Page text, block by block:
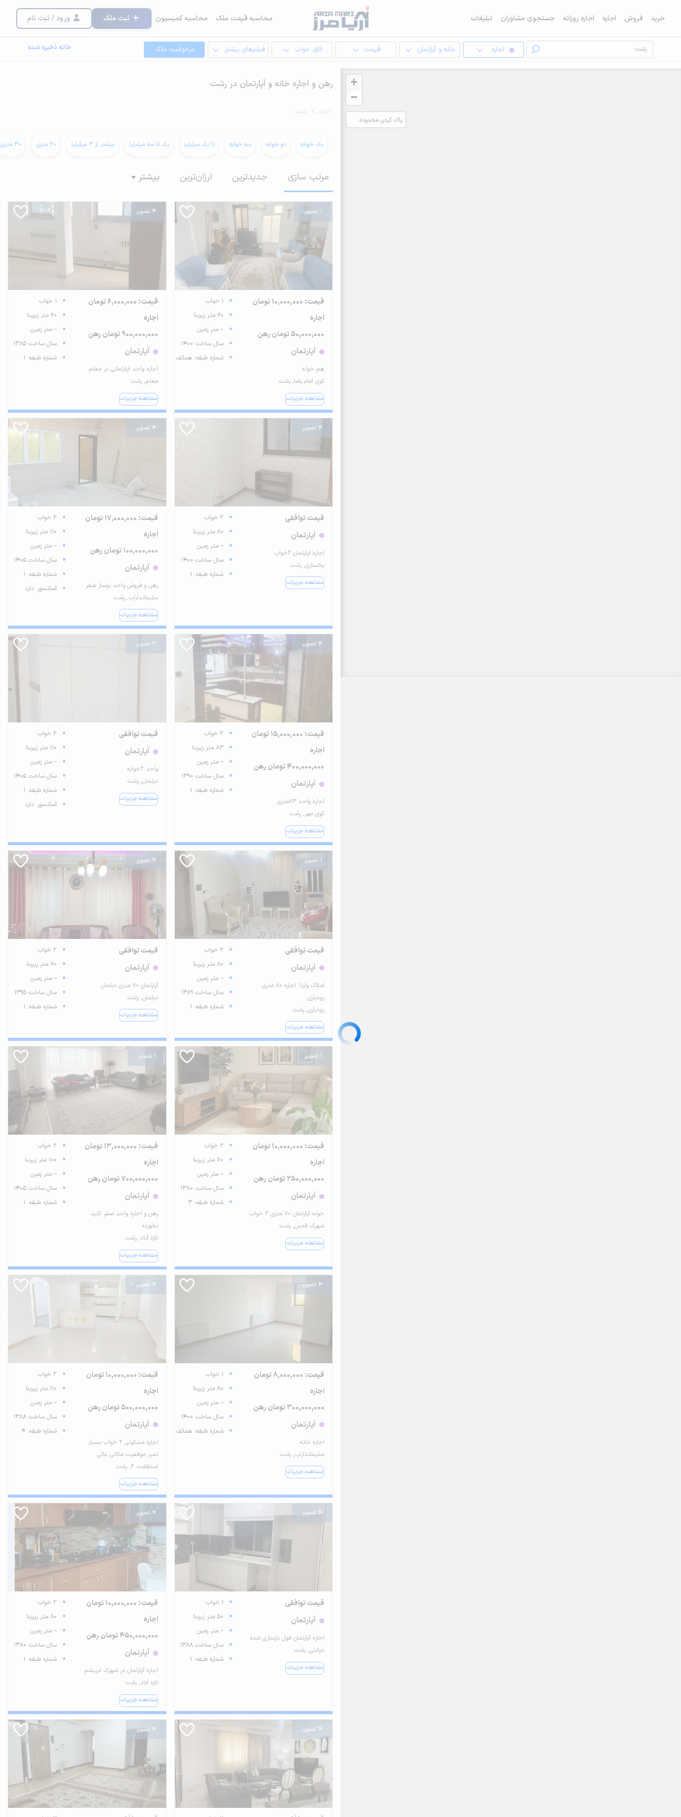
خرید فروش اجاره اجاره روزانه جستجوی مشاوران تبلیغات محاسبه قیمت ملک محاسبه کمیسیون ثبت ملک ورود / ثبت نام
اجاره خانه و آپارتمان قیمت اتاق خواب فیلترهای بیشتر درخواست ملک خانه ذخیره شده
+
−
پاک کردن محدوده
رهن و اجاره خانه و آپارتمان در رشت
اجاره رشت
یک خوابه دو خوابه سه خوابه تا یک میلیارد یک تا سه میلیارد بیشتر از 3 میلیارد 20 متری 30 متری
مرتب سازی جدیدترین ارزان‌ترین بیشتر
1 تصویر
قیمت: 10,000,000 تومان
اجاره
50,000,000 تومان رهن
آپارتمان
هم خونه
کوی امام رضا, رشت
مشاهده جزییات
1 خواب
60 متر زیربنا
-- متر زمین
سال ساخت 1400
شماره طبقه: همکف
4 تصویر
قیمت: 6,000,000 تومان
اجاره
900,000,000 تومان رهن
آپارتمان
اجاره واحد آپارتمانی در معلم
معلم, رشت
مشاهده جزییات
1 خواب
60 متر زیربنا
-- متر زمین
سال ساخت 1385
شماره طبقه: 1
4 تصویر
قیمت توافقی
آپارتمان
اجاره اپارتمان ۲خواب
یخسازی, رشت
مشاهده جزییات
2 خواب
80 متر زیربنا
-- متر زمین
سال ساخت 1400
شماره طبقه: 1
4 تصویر
قیمت: 17,000,000 تومان
اجاره
100,000,000 تومان رهن
آپارتمان
رهن و فروش واحد نوساز صفر
سلیمانداراب, رشت
مشاهده جزییات
2 خواب
110 متر زیربنا
-- متر زمین
سال ساخت 1405
شماره طبقه: 1
آسانسور: دارد
4 تصویر
قیمت: 15,000,000 تومان
اجاره
400,000,000 تومان رهن
آپارتمان
اجاره واحد ۸۳متری
کوی مهر, رشت
مشاهده جزییات
2 خواب
83 متر زیربنا
-- متر زمین
سال ساخت 1390
شماره طبقه: 1
3 تصویر
قیمت توافقی
آپارتمان
واحد ۲خوابه
دیلمان, رشت
مشاهده جزییات
2 خواب
110 متر زیربنا
-- متر زمین
سال ساخت 1405
شماره طبقه: 1
آسانسور: دارد
1 تصویر
قیمت توافقی
آپارتمان
املاک وارنا‌. اجاره 80 متری
رودباری
رودباری, رشت
مشاهده جزییات
2 خواب
80 متر زیربنا
-- متر زمین
سال ساخت 1389
شماره طبقه: 1
4 تصویر
قیمت توافقی
آپارتمان
آپارتمان ۷۰ متری دیلمان
دیلمان, رشت
مشاهده جزییات
2 خواب
70 متر زیربنا
-- متر زمین
سال ساخت 1395
شماره طبقه: 1
1 تصویر
قیمت: 10,000,000 تومان
اجاره
250,000,000 تومان رهن
آپارتمان
خونه اپارتمان 70 متری 2 خواب
شهرک قدس, رشت
مشاهده جزییات
2 خواب
70 متر زیربنا
-- متر زمین
سال ساخت 1380
شماره طبقه: 3
1 تصویر
قیمت: 13,000,000 تومان
اجاره
700,000,000 تومان رهن
آپارتمان
رهن و اجاره واحد صفر کلید
نخورده
تازه آباد, رشت
مشاهده جزییات
2 خواب
100 متر زیربنا
-- متر زمین
سال ساخت 1405
شماره طبقه: 1
4 تصویر
قیمت: 8,000,000 تومان
اجاره
300,000,000 تومان رهن
آپارتمان
اجاره خانه
سلیمانداراب, رشت
مشاهده جزییات
1 خواب
80 متر زیربنا
-- متر زمین
سال ساخت 1400
شماره طبقه: همکف
4 تصویر
قیمت: 10,000,000 تومان
اجاره
500,000,000 تومان رهن
آپارتمان
اجاره مسکونی ۲ خواب بسیار
تمیز موقعیت مکانی عالی
استقامت ۲, رشت
مشاهده جزییات
2 خواب
110 متر زیربنا
-- متر زمین
سال ساخت 1388
شماره طبقه: 4
4 تصویر
قیمت توافقی
آپارتمان
اجاره آپارتمان فول بازسازی شده
دیانتی, رشت
مشاهده جزییات
1 خواب
50 متر زیربنا
-- متر زمین
سال ساخت 1388
شماره طبقه: 1
4 تصویر
قیمت: 10,000,000 تومان
اجاره
450,000,000 تومان رهن
آپارتمان
اجاره آپارتمان در شهرک ابریشم
تازه آباد, رشت
مشاهده جزییات
2 خواب
80 متر زیربنا
-- متر زمین
سال ساخت 1380
شماره طبقه: 1
4 تصویر 4 تصویر